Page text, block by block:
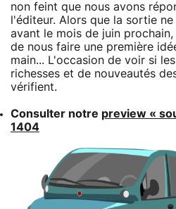
non feint que nous avons
l'éditeur. Alors que la sortie
avant le mois de juin
de nous faire une première
main... L'occasion de voir si
richesses et de nouveautés
vérifient.
Consulter notre preview «
1404